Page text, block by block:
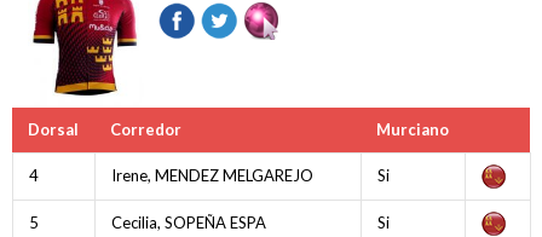
José Ballesta Germán
Francisco Alfonso Guzmán Perez
Ana López Oliva
Reglamentos de carrera
Oficina permanente y sala de prensa
Dorsal Corredor Murciano
4 Irene, MENDEZ MELGAREJO Si
5 Cecilia, SOPEÑA ESPA Si